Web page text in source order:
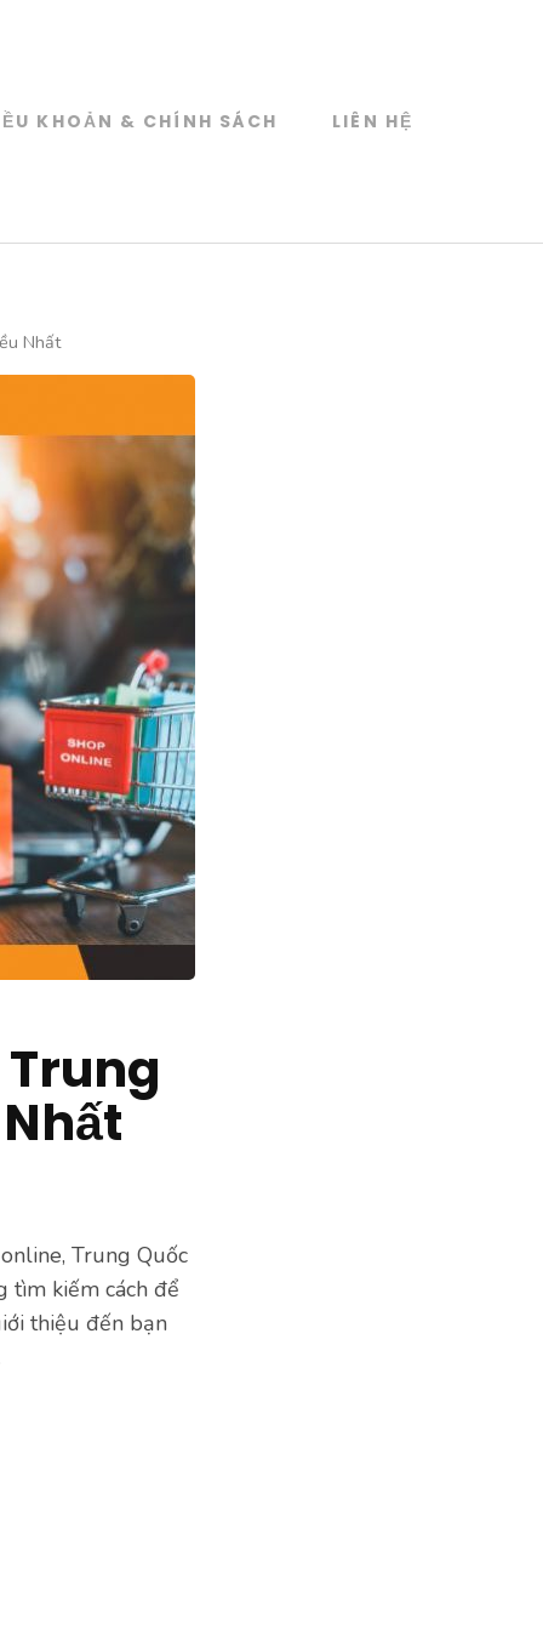
KHOẢN & CHÍNH SÁCH LIÊN HỆ
Nhất
Trung Quốc
tìm kiếm cách để
thiệu đến bạn